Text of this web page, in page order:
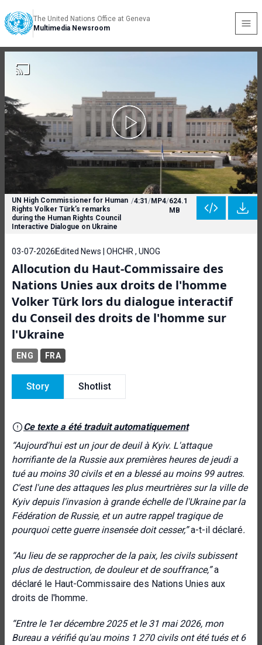
The United Nations Office at Geneva
Multimedia Newsroom
UN High Commissioner for Human
Rights Volker Türk’s remarks
during the Human Rights Council
Interactive Dialogue on Ukraine
/4:31/MP4/624.1
MB
03-07-2026 Edited News | OHCHR , UNOG
Allocution du Haut-Commissaire des
Nations Unies aux droits de l'homme
Volker Türk lors du dialogue interactif
du Conseil des droits de l'homme sur
l'Ukraine
ENG FRA
Story Shotlist
Ce texte a été traduit automatiquement
“Aujourd'hui est un jour de deuil à Kyiv. L'attaque
horrifiante de la Russie aux premières heures de jeudi a
tué au moins 30 civils et en a blessé au moins 99 autres.
C'est l'une des attaques les plus meurtrières sur la ville de
Kyiv depuis l'invasion à grande échelle de l'Ukraine par la
Fédération de Russie, et un autre rappel tragique de
pourquoi cette guerre insensée doit cesser,”a-t-il déclaré.
“Au lieu de se rapprocher de la paix, les civils subissent
plus de destruction, de douleur et de souffrance,”a
déclaré le Haut-Commissaire des Nations Unies aux
droits de l'homme.
“Entre le 1er décembre 2025 et le 31 mai 2026, mon
Bureau a vérifié qu'au moins 1 270 civils ont été tués et 6